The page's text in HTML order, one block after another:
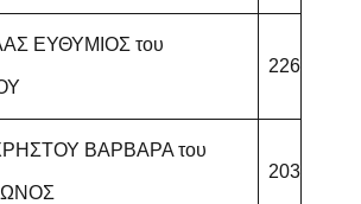
ΕΥΘΥΜΙΟΣ του
226
ΒΑΡΒΑΡΑ του
203